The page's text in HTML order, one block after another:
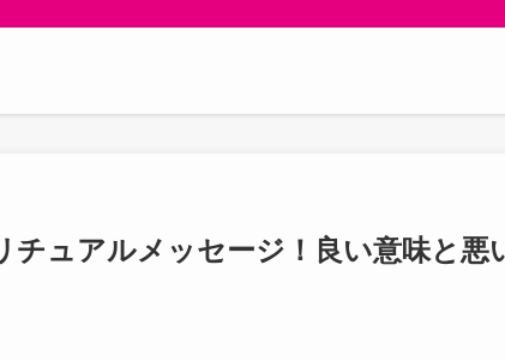
チュアルメッセージ！良い意味と悪